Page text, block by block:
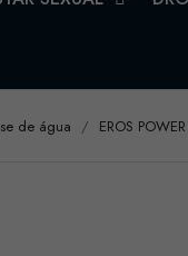
de água EROS